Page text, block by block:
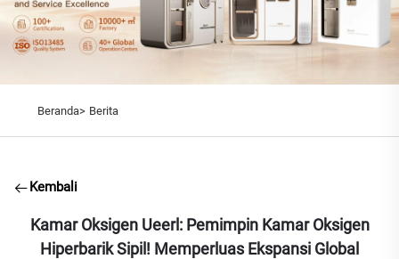
Beranda> Berita
Kembali
Kamar Oksigen Ueerl: Pemimpin Kamar Oksigen
Hiperbarik Sipil! Memperluas Ekspansi Global